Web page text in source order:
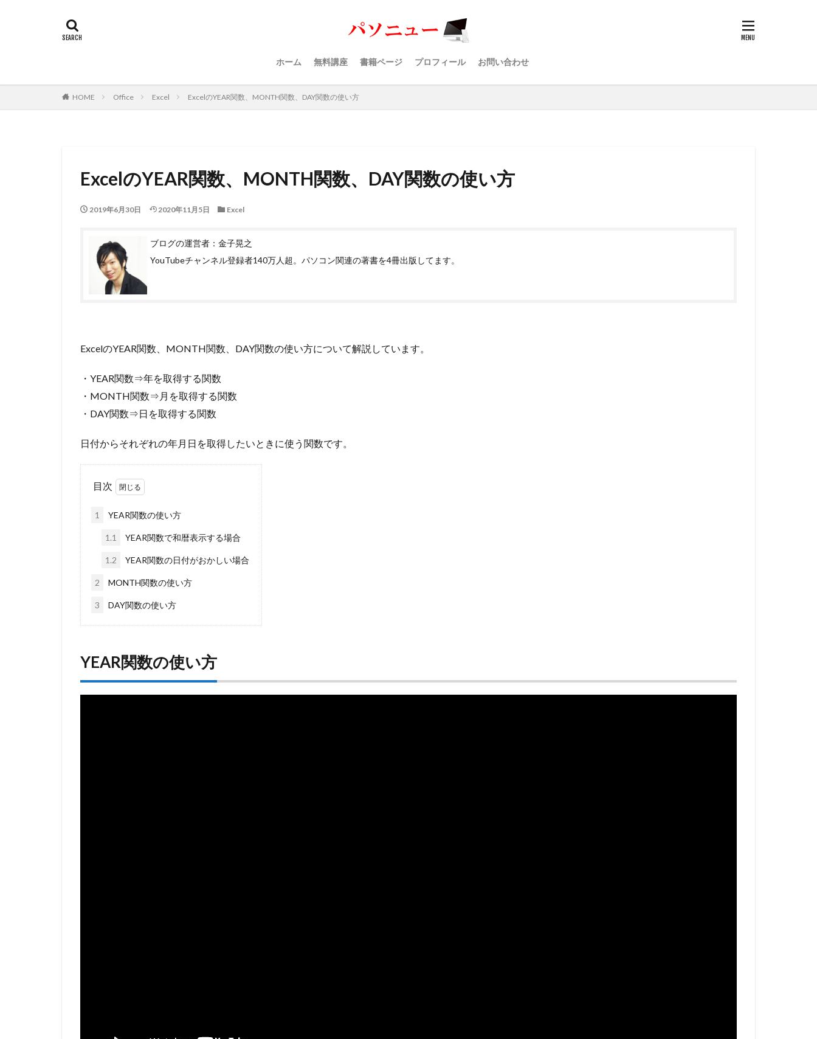
ホーム 無料講座 書籍ページ プロフィール お問い合わせ
HOME Office Excel ExcelのYEAR関数、MONTH関数、DAY関数の使い方
ExcelのYEAR関数、MONTH関数、DAY関数の使い方
2019年6月30日 2020年11月5日 Excel
ブログの運営者：金子晃之
YouTubeチャンネル登録者140万人超。パソコン関連の著書を4冊出版してます。
ExcelのYEAR関数、MONTH関数、DAY関数の使い方について解説しています。
・YEAR関数⇒年を取得する関数
・MONTH関数⇒月を取得する関数
・DAY関数⇒日を取得する関数
日付からそれぞれの年月日を取得したいときに使う関数です。
目次
1 YEAR関数の使い方
1.1 YEAR関数で和暦表示する場合
1.2 YEAR関数の日付がおかしい場合
2 MONTH関数の使い方
3 DAY関数の使い方
YEAR関数の使い方